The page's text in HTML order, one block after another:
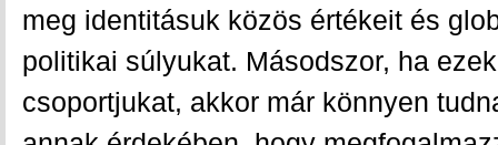
meg identitásuk közös értékeit és
politikai súlyukat. Másodszor, ha
csoportjukat, akkor már könnyen